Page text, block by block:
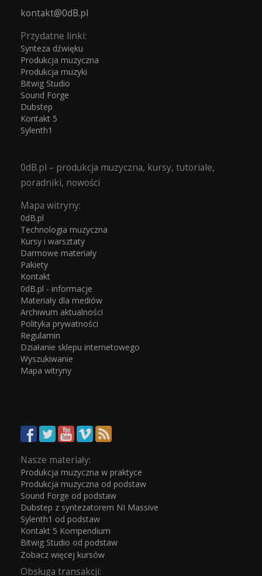
kontakt@0dB.pl
Przydatne linki:
Synteza dźwięku
Produkcja muzyczna
Produkcja muzyki
Bitwig Studio
Sound Forge
Dubstep
Kontakt 5
Sylenth1
0dB.pl – produkcja muzyczna, kursy, tutoriale,
poradniki, nowości
Mapa witryny:
0dB.pl
Technologia muzyczna
Kursy i warsztaty
Darmowe materiały
Pakiety
Kontakt
0dB.pl - informacje
Materiały dla mediów
Archiwum aktualności
Polityka prywatności
Regulamin
Działanie sklepu internetowego
Wyszukiwanie
Mapa witryny
Nasze materiały:
Produkcja muzyczna w praktyce
Produkcja muzyczna od podstaw
Sound Forge od podstaw
Dubstep z syntezatorem NI Massive
Sylenth1 od podstaw
Kontakt 5 Kompendium
Bitwig Studio od podstaw
Zobacz więcej kursów
Obsługa transakcji: